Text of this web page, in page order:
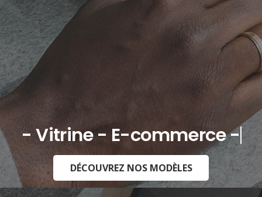
- Vitrine - E-commerce -
DÉCOUVREZ NOS MODÈLES